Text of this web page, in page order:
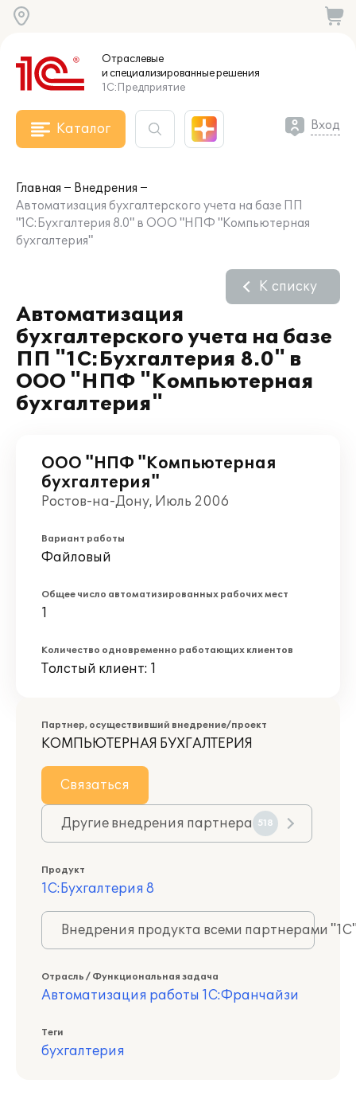
Отраслевые
и специализированныерешения
1С:Предприятие
Каталог Вход
Главная
Внедрения
Автоматизация бухгалтерского учета на базе ПП
"1С:Бухгалтерия 8.0" в ООО "НПФ "Компьютерная
бухгалтерия"
Автоматизация
бухгалтерского учета на базе
ПП "1С:Бухгалтерия 8.0" в
ООО "НПФ "Компьютерная
бухгалтерия"
К списку
ООО "НПФ "Компьютерная
бухгалтерия"
Ростов-на-Дону, Июль 2006
Вариант работы
Файловый
Общее число автоматизированных рабочих мест
1
Количество одновременно работающих клиентов
Толстый клиент: 1
Партнер, осуществивший внедрение/проект
КОМПЬЮТЕРНАЯ БУХГАЛТЕРИЯ
Связаться
Другие внедрения партнера 518
Продукт
1С:Бухгалтерия 8
Внедрения продукта всеми партнерами
Отрасль / Функциональная задача
Автоматизация работы 1С:Франчайзи
Теги
бухгалтерия